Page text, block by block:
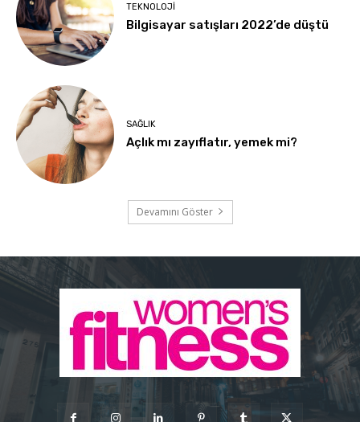
TEKNOLOJI
Bilgisayar satışları 2022’de düştü
SAĞLIK
Açlık mı zayıflatır, yemek mi?
Devamını Göster